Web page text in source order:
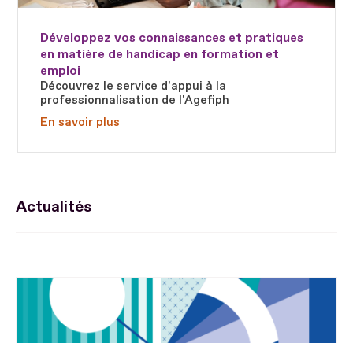
Développez vos connaissances et pratiques
en matière de handicap en formation et
emploi
Découvrez le service d'appui à la
professionnalisation de l'Agefiph
En savoir plus
Actualités